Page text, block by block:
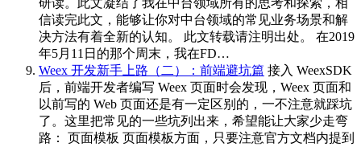
信读完此文，能够让你对中台领域的常见业务场景和解
决方法有着全新的认知。 此文转载请注明出处。 在2019
年5月11日的那个周末，我在FD…
Weex 开发新手上路（二）：前端避坑篇 接入 WeexSDK
后，前端开发者编写 Weex 页面时会发现，Weex 页面和
以前写的 Web 页面还是有一定区别的，一不注意就踩坑
了。这里把常见的一些坑列出来，希望能让大家少走弯
路： 页面模板 页面模板方面，只要注意官方文档内提到